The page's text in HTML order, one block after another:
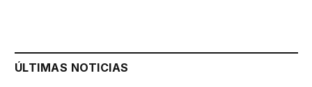
ÚLTIMAS NOTICIAS